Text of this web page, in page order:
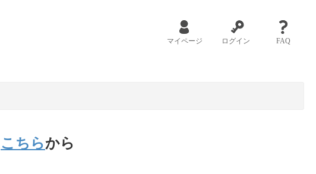
マイページ ログイン FAQ
こちらから